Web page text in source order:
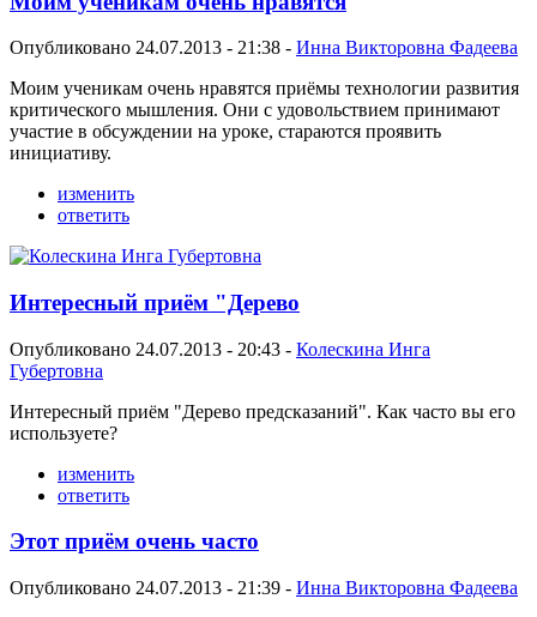
Опубликовано 24.07.2013 - 21:38 - Инна Викторовна Фадеева
Моим ученикам очень нравятся приёмы технологии развития
критического мышления. Они с удовольствием принимают
участие в обсуждении на уроке, стараются проявить
инициативу.
изменить
ответить
Интересный приём "Дерево
Опубликовано 24.07.2013 - 20:43 - Колескина Инга
Губертовна
Интересный приём "Дерево предсказаний". Как часто вы его
используете?
изменить
ответить
Этот приём очень часто
Опубликовано 24.07.2013 - 21:39 - Инна Викторовна Фадеева